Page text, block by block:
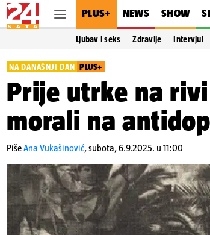
PLUS+ NEWS SHOW
Ljubav i seks Zdravlje Intervjui
NA DANAŠNJI DAN PLUS+
Prije utrke na
morali na
PišeAna Vukašinović,subota, 6.9.2025. u 11:00